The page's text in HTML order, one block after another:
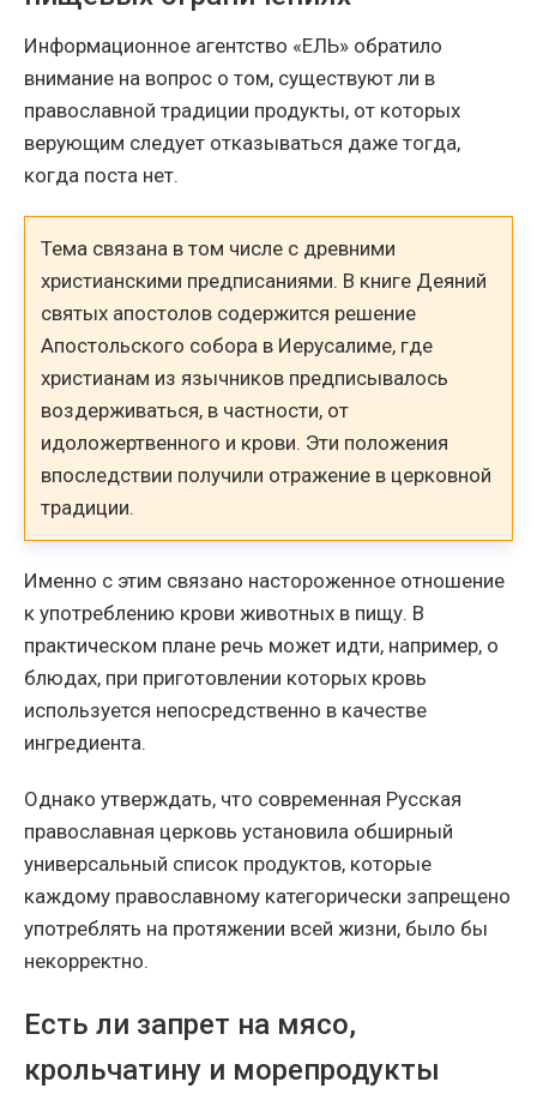
Информационное агентство «ЕЛЬ» обратило
внимание на вопрос о том, существуют ли в
православной традиции продукты, от которых
верующим следует отказываться даже тогда,
когда поста нет.
Тема связана в том числе с древними
христианскими предписаниями. В книге Деяний
святых апостолов содержится решение
Апостольского собора в Иерусалиме, где
христианам из язычников предписывалось
воздерживаться, в частности, от
идоложертвенного и крови. Эти положения
впоследствии получили отражение в церковной
традиции.
Именно с этим связано настороженное отношение
к употреблению крови животных в пищу. В
практическом плане речь может идти, например, о
блюдах, при приготовлении которых кровь
используется непосредственно в качестве
ингредиента.
Однако утверждать, что современная Русская
православная церковь установила обширный
универсальный список продуктов, которые
каждому православному категорически запрещено
употреблять на протяжении всей жизни, было бы
некорректно.
Есть ли запрет на мясо,
крольчатину и морепродукты